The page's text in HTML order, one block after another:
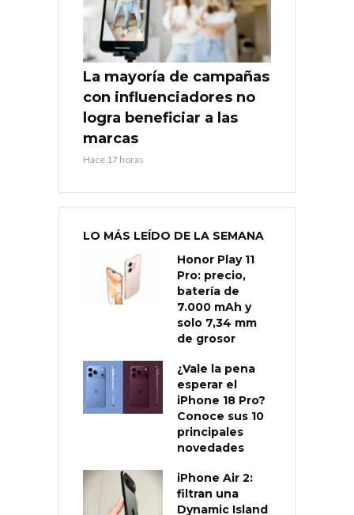
La mayoría de campañas
con influenciadores no
logra beneficiar a las
marcas
Hace 17 horas
LO MÁS LEÍDO DE LA SEMANA
Honor Play 11
Pro: precio,
batería de
7.000 mAh y
solo 7,34 mm
de grosor
¿Vale la pena
esperar el
iPhone 18 Pro?
Conoce sus 10
principales
novedades
iPhone Air 2:
filtran una
Dynamic Island